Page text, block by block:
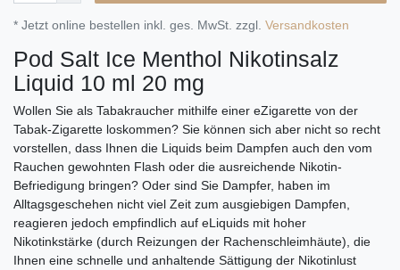
* Jetzt online bestellen inkl. ges. MwSt. zzgl. Versandkosten
Pod Salt Ice Menthol Nikotinsalz
Liquid 10 ml 20 mg
Wollen Sie als Tabakraucher mithilfe einer eZigarette von der
Tabak-Zigarette loskommen? Sie können sich aber nicht so recht
vorstellen, dass Ihnen die Liquids beim Dampfen auch den vom
Rauchen gewohnten Flash oder die ausreichende Nikotin-
Befriedigung bringen? Oder sind Sie Dampfer, haben im
Alltagsgeschehen nicht viel Zeit zum ausgiebigen Dampfen,
reagieren jedoch empfindlich auf eLiquids mit hoher
Nikotinkstärke (durch Reizungen der Rachenschleimhäute), die
Ihnen eine schnelle und anhaltende Sättigung der Nikotinlust